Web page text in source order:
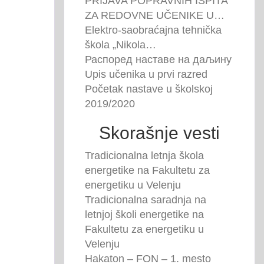
ZA REDOVNE UČENIKE U…
Elektro-saobraćajna tehnička
škola „Nikola…
Распоред наставе на даљину
Upis učenika u prvi razred
Početak nastave u školskoj
2019/2020
Skorašnje vesti
Tradicionalna letnja škola
energetike na Fakultetu za
energetiku u Velenju
Tradicionalna saradnja na
letnjoj školi energetike na
Fakultetu za energetiku u
Velenju
Hakaton – FON – 1. mesto